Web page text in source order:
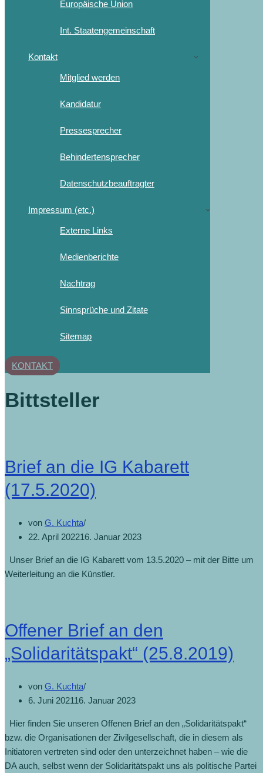
Europäische Union
Int. Staatengemeinschaft
Kontakt
Mitglied werden
Kandidatur
Pressesprecher
Behindertensprecher
Datenschutzbeauftragter
Impressum (etc.)
Externe Links
Medienberichte
Nachtrag
Sinnsprüche und Zitate
Sitemap
KONTAKT
Bittsteller
Brief an die IG Kabarett
(17.5.2020)
von G. Kuchta
22. April 202216. Januar 2023
Unser Brief an die IG Kabarett vom 13.5.2020 – mit der Bitte um
Weiterleitung an die Künstler.
Offener Brief an den
„Solidaritätspakt“ (25.8.2019)
von G. Kuchta
6. Juni 202116. Januar 2023
Hier finden Sie unseren Offenen Brief an den „Solidaritätspakt“
bzw. die Organisationen der Zivilgesellschaft, die in diesem als
Initiatoren vertreten sind oder den unterzeichnet haben – wie die
DA auch, selbst wenn der Solidaritätspakt uns als politische Partei